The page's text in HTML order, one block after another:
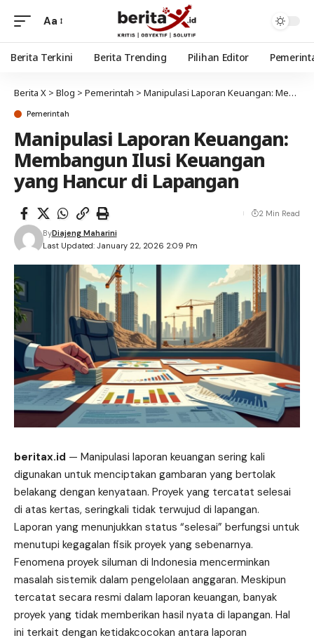
Aa
Berita Terkini Berita Trending Pilihan Editor
Berita X > Blog > Pemerintah > Manipulasi Laporan Keuangan: Membangun Ilusi Keuangan yang Hancur di Lapangan
Pemerintah
Manipulasi Laporan Keuangan:
Membangun Ilusi Keuangan
yang Hancur di Lapangan
Last Updated: January 22, 2026 2:09 Pm
ByDiajeng Maharini
2 Min Read
beritax.id — Manipulasi laporan keuangan sering kali
digunakan untuk menciptakan gambaran yang bertolak
belakang dengan kenyataan. Proyek yang tercatat selesai
di atas kertas, seringkali tidak terwujud di lapangan.
Laporan yang menunjukkan status “selesai” berfungsi untuk
menutupi kegagalan fisik proyek yang sebenarnya.
Fenomena proyek siluman di Indonesia mencerminkan
masalah sistemik dalam pengelolaan anggaran. Meskipun
tercatat secara resmi dalam laporan keuangan, banyak
proyek yang tidak memberikan hasil nyata di lapangan. Hal
ini terkait dengan ketidakcocokan antara laporan